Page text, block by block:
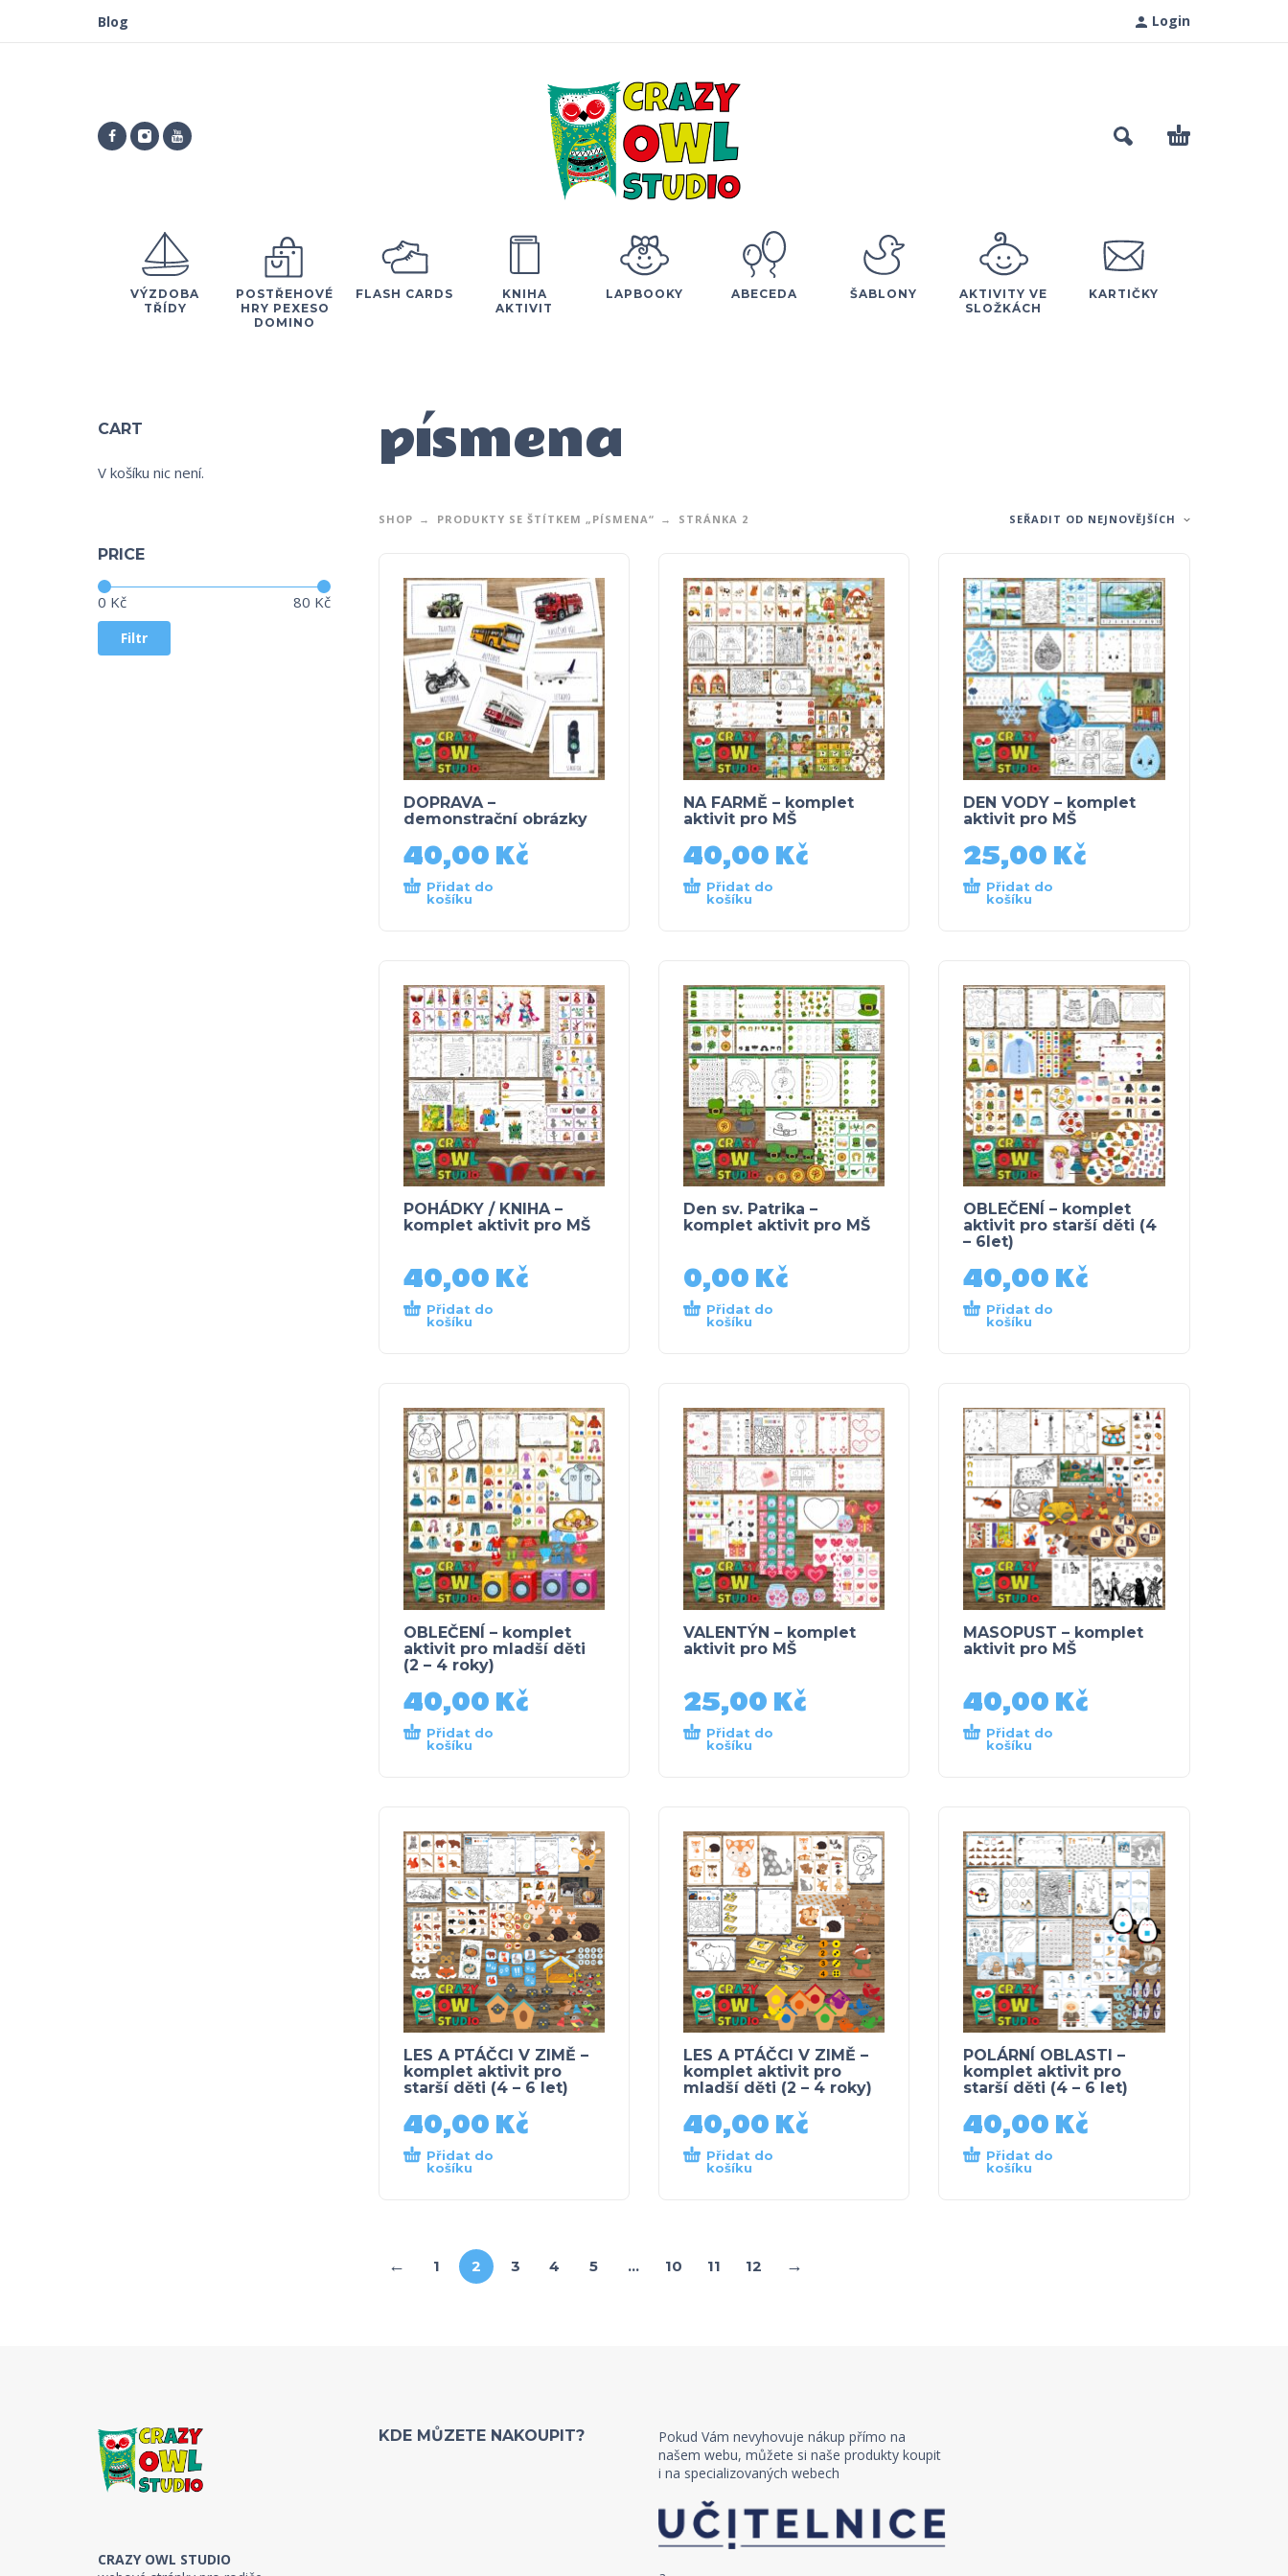
Blog Login
VÝZDOBA
TŘÍDY
POSTŘEHOVÉ
HRY PEXESO
DOMINO
FLASH CARDS
KNIHA
AKTIVIT
LAPBOOKY ABECEDA ŠABLONY
AKTIVITY VE
SLOŽKÁCH
KARTIČKY
CART
V košíku nic není.
PRICE
Filtr
Cena:
0 Kč 80 Kč
písmena
SHOP PRODUKTY SE ŠTÍTKEM „PÍSMENA“ STRÁNKA 2 SEŘADIT OD NEJNOVĚJŠÍCH
DOPRAVA –
demonstrační obrázky
40,00 Kč
Přidat do
košíku
NA FARMĚ – komplet
aktivit pro MŠ
40,00 Kč
Přidat do
košíku
DEN VODY – komplet
aktivit pro MŠ
25,00 Kč
Přidat do
košíku
POHÁDKY / KNIHA –
komplet aktivit pro MŠ
40,00 Kč
Přidat do
košíku
Den sv. Patrika –
komplet aktivit pro MŠ
0,00 Kč
Přidat do
košíku
OBLEČENÍ – komplet
aktivit pro starší děti (4
– 6let)
40,00 Kč
Přidat do
košíku
OBLEČENÍ – komplet
aktivit pro mladší děti
(2 – 4 roky)
40,00 Kč
Přidat do
košíku
VALENTÝN – komplet
aktivit pro MŠ
25,00 Kč
Přidat do
košíku
MASOPUST – komplet
aktivit pro MŠ
40,00 Kč
Přidat do
košíku
LES A PTÁČCI V ZIMĚ –
komplet aktivit pro
starší děti (4 – 6 let)
40,00 Kč
Přidat do
košíku
LES A PTÁČCI V ZIMĚ –
komplet aktivit pro
mladší děti (2 – 4 roky)
40,00 Kč
Přidat do
košíku
POLÁRNÍ OBLASTI –
komplet aktivit pro
starší děti (4 – 6 let)
40,00 Kč
Přidat do
košíku
← 1 2 3 4 5 … 10 11 12 →
CRAZY OWL STUDIO
KDE MŮZETE NAKOUPIT?
Pokud Vám nevyhovuje nákup přímo na
našem webu, můžete si naše produkty koupit
i na specializovaných webech